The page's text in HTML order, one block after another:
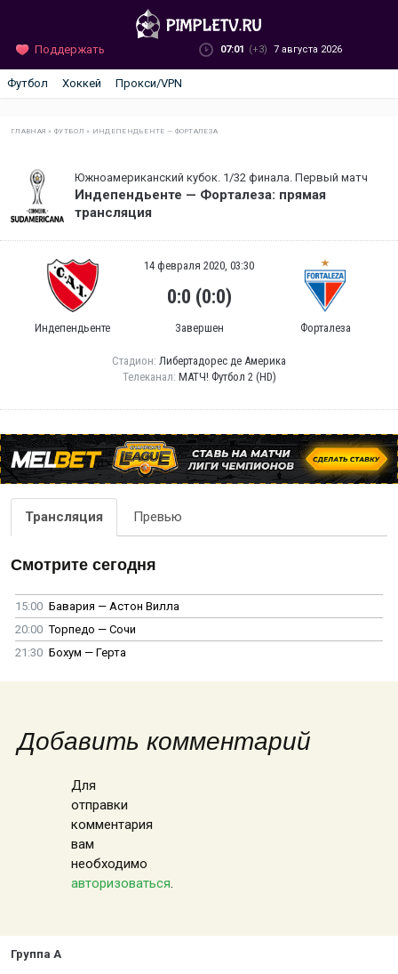
Поддержать 07:01 (+3) 7 августа 2026
Футбол Хоккей Прокси/VPN
ГЛАВНАЯ »ФУТБОЛ » ИНДЕПЕНДЬЕНТЕ — ФОРТАЛЕЗА
Южноамериканский кубок. 1/32 финала. Первый матч
Индепендьенте — Форталеза: прямая
трансляция
Индепендьенте
14 февраля 2020, 03:30
0:0 (0:0)
Завершен Форталеза
Стадион: Либертадорес де Америка
Телеканал: МАТЧ! Футбол 2 (HD)
Трансляция Превью
Смотрите сегодня
15:00 Бавария — Астон Вилла
20:00 Торпедо — Сочи
21:30 Бохум — Герта
Добавить комментарий
Для
отправки
комментария
вам
необходимо
авторизоваться.
Группа A